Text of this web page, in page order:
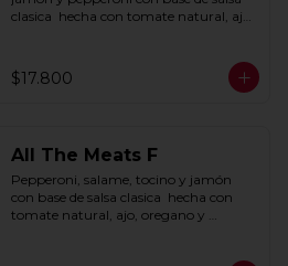
clasica  hecha con tomate natural, ajo,
$17.800
All The Meats F
Pepperoni, salame, tocino y jamón
con base de salsa clasica  hecha con
tomate natural, ajo, oregano y